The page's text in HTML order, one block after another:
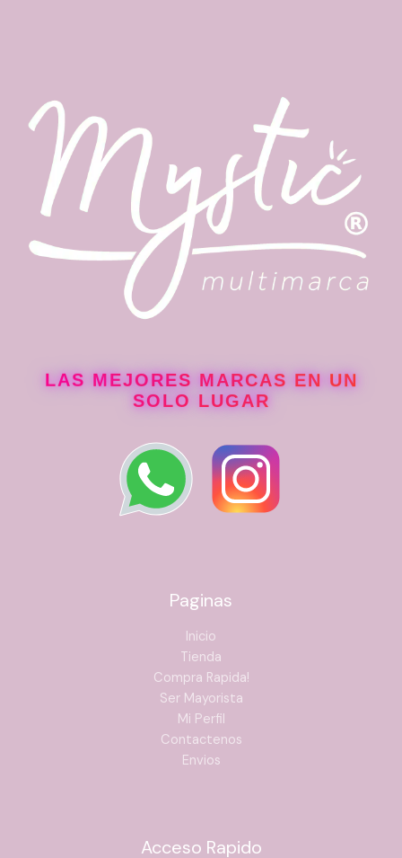
LAS MEJORES MARCAS EN UN
SOLO LUGAR
Paginas
Inicio
Tienda
Compra Rapida!
Ser Mayorista
Mi Perfil
Contactenos
Envios
Acceso Rapido